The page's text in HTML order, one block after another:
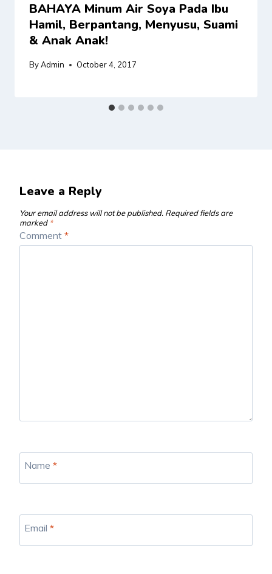
BAHAYA Minum Air Soya Pada Ibu
Hamil, Berpantang, Menyusu, Suami
& Anak Anak!
ByAdmin October 4, 2017
Leave a Reply
Your email address will not be published. Required fields are
marked *
Comment *
Name *
Email *